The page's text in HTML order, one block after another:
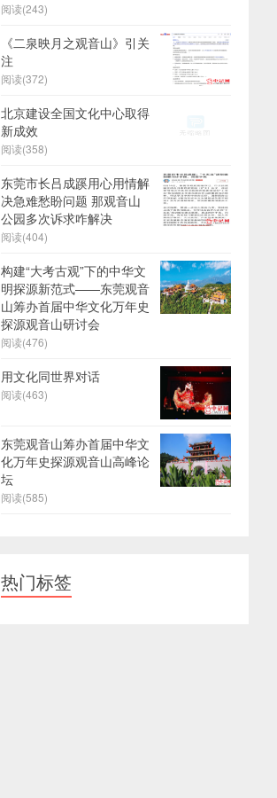
阅读(243)
《二泉映月之观音山》引关
注
阅读(372)
北京建设全国文化中心取得
新成效
阅读(358)
东莞市长吕成蹊用心用情解
决急难愁盼问题 那观音山
公园多次诉求咋解决
阅读(404)
构建“大考古观”下的中华文
明探源新范式——东莞观音
山筹办首届中华文化万年史
探源观音山研讨会
阅读(476)
用文化同世界对话
阅读(463)
东莞观音山筹办首届中华文
化万年史探源观音山高峰论
坛
阅读(585)
热门标签